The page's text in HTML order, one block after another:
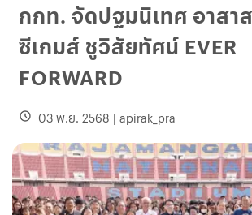
กกท. จัดปฐมนิเทศ อาสา
ซีเกมส์ ชูวิสัยทัศน์ EVER
FORWARD
03 พ.ย. 2568 | apirak_pra